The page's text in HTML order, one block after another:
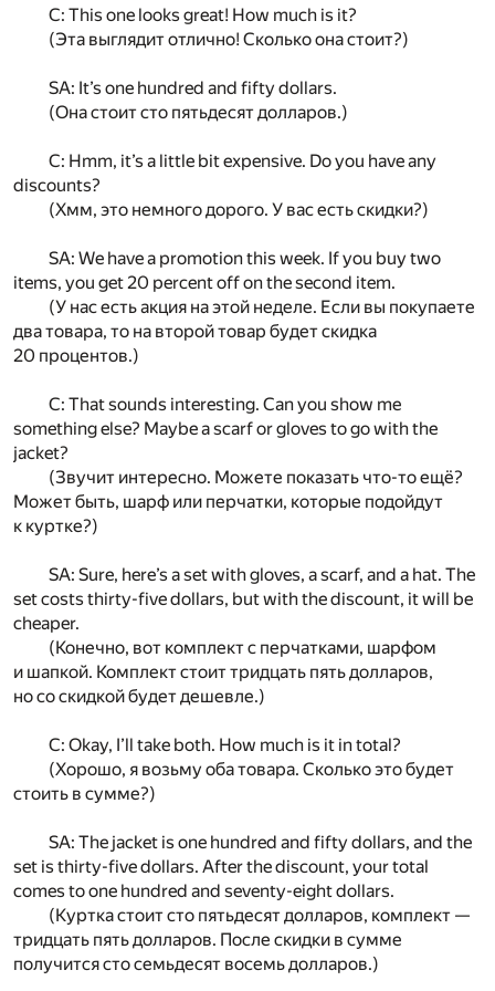
C: This one looks great! How much is it?
(Эта выглядит отлично! Сколько она стоит?)
SA: It’s one hundred and fifty dollars.
(Она стоит сто пятьдесят долларов.)
C: Hmm, it’s a little bit expensive. Do you have any
discounts?
(Хмм, это немного дорого. У вас есть скидки?)
SA: We have a promotion this week. If you buy two
items, you get 20 percent off on the second item.
(У нас есть акция на этой неделе. Если вы покупаете
два товара, то на второй товар будет скидка
20 процентов.)
C: That sounds interesting. Can you show me
something else? Maybe a scarf or gloves to go with the
jacket?
(Звучит интересно. Можете показать что-то ещё?
Может быть, шарф или перчатки, которые подойдут
к куртке?)
SA: Sure, here’s a set with gloves, a scarf, and a hat. The
set costs thirty-five dollars, but with the discount, it will be
cheaper.
(Конечно, вот комплект с перчатками, шарфом
и шапкой. Комплект стоит тридцать пять долларов,
но со скидкой будет дешевле.)
C: Okay, I’ll take both. How much is it in total?
(Хорошо, я возьму оба товара. Сколько это будет
стоить в сумме?)
SA: The jacket is one hundred and fifty dollars, and the
set is thirty-five dollars. After the discount, your total
comes to one hundred and seventy-eight dollars.
(Куртка стоит сто пятьдесят долларов, комплект —
тридцать пять долларов. После скидки в сумме
получится сто семьдесят восемь долларов.)